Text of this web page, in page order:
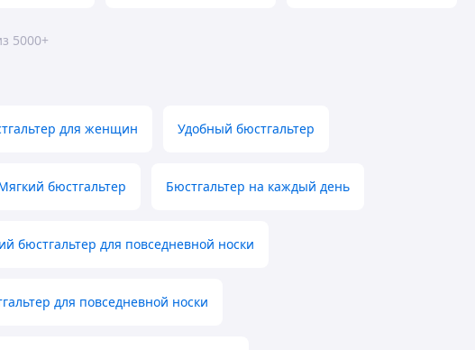
5000+
для женщин Удобный бюстгальтер
бюстгальтер Бюстгальтер на каждый день
бюстгальтер для повседневной носки
для повседневной носки